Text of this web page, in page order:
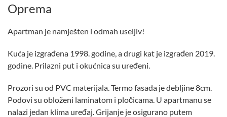
Oprema
Apartman je namješten i odmah useljiv!
Kuća je izgrađena 1998. godine, a drugi kat je izgrađen 2019.
godine. Prilazni put i okućnica su uređeni.
Prozori su od PVC materijala. Termo fasada je debljine 8cm.
Podovi su obloženi laminatom i pločicama. U apartmanu se
nalazi jedan klima uređaj. Grijanje je osigurano putem